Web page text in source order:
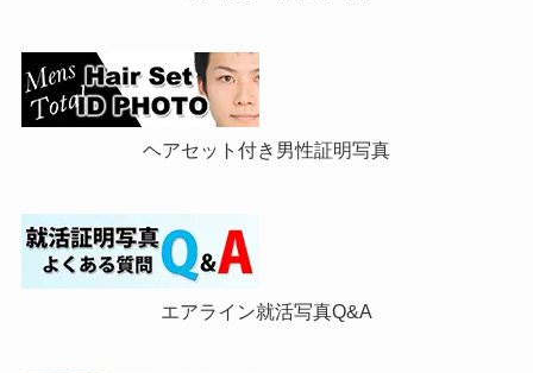
ヘアセット付き男性証明写真
エアライン就活写真Q&A